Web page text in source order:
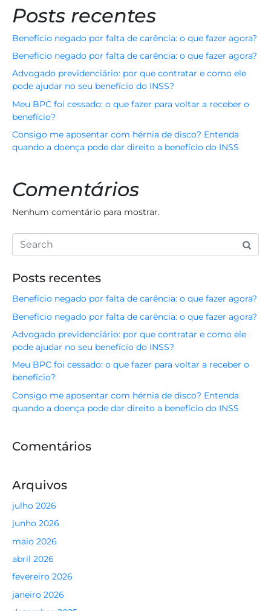
Posts recentes
Benefício negado por falta de carência: o que fazer agora?
Benefício negado por falta de carência: o que fazer agora?
Advogado previdenciário: por que contratar e como ele
pode ajudar no seu benefício do INSS?
Meu BPC foi cessado: o que fazer para voltar a receber o
benefício?
Consigo me aposentar com hérnia de disco? Entenda
quando a doença pode dar direito a benefício do INSS
Comentários
Nenhum comentário para mostrar.
Posts recentes
Benefício negado por falta de carência: o que fazer agora?
Benefício negado por falta de carência: o que fazer agora?
Advogado previdenciário: por que contratar e como ele
pode ajudar no seu benefício do INSS?
Meu BPC foi cessado: o que fazer para voltar a receber o
benefício?
Consigo me aposentar com hérnia de disco? Entenda
quando a doença pode dar direito a benefício do INSS
Comentários
Arquivos
julho 2026
junho 2026
maio 2026
abril 2026
fevereiro 2026
janeiro 2026